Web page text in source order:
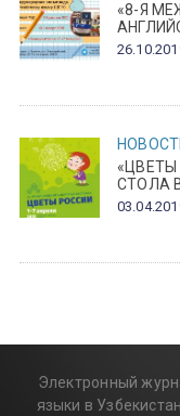
«8-Я
«ЦВЕТЫ
СТОЛА
Электронный
языки в